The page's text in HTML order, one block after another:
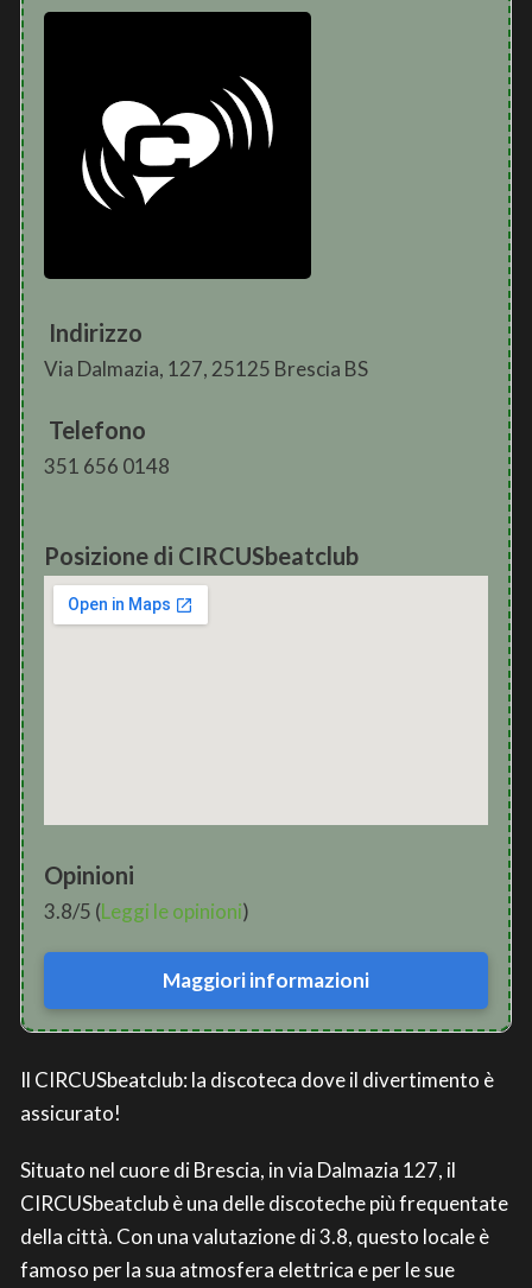
Indirizzo
Via Dalmazia, 127, 25125 Brescia BS
Telefono
351 656 0148
Posizione di CIRCUSbeatclub
Opinioni
3.8/5 (Leggi le opinioni)
Maggiori informazioni
Il CIRCUSbeatclub: la discoteca dove il divertimento è
assicurato!
Situato nel cuore di Brescia, in via Dalmazia 127, il
CIRCUSbeatclub è una delle discoteche più frequentate
della città. Con una valutazione di 3.8, questo locale è
famoso per la sua atmosfera elettrica e per le sue